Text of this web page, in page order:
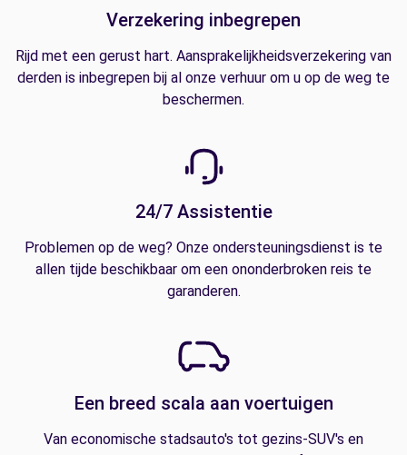
Verzekering inbegrepen
Rijd met een gerust hart. Aansprakelijkheidsverzekering van
derden is inbegrepen bij al onze verhuur om u op de weg te
beschermen.
24/7 Assistentie
Problemen op de weg? Onze ondersteuningsdienst is te
allen tijde beschikbaar om een ononderbroken reis te
garanderen.
Een breed scala aan voertuigen
Van economische stadsauto's tot gezins-SUV's en